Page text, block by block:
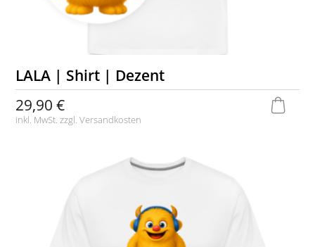
LALA | Shirt | Dezent
29,90 €
inkl. MwSt. zzgl.Versandkosten